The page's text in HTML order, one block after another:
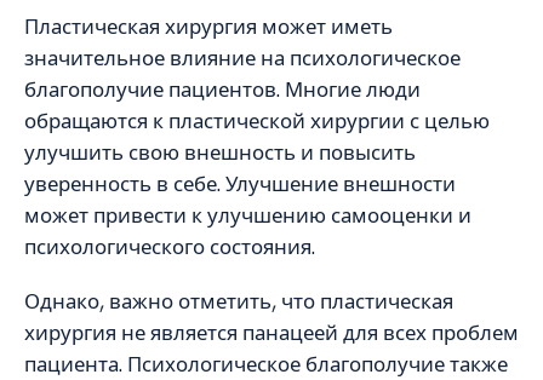
Пластическая хирургия может иметь
значительное влияние на психологическое
благополучие пациентов. Многие люди
обращаются к пластической хирургии с целью
улучшить свою внешность и повысить
уверенность в себе. Улучшение внешности
может привести к улучшению самооценки и
психологического состояния.
Однако, важно отметить, что пластическая
хирургия не является панацеей для всех проблем
пациента. Психологическое благополучие также